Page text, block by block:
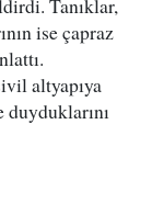
Tanıklar,
ise çapraz
altyapıya